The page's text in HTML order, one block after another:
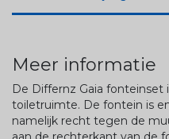
Meer informatie
De Differnz Gaia fonteinset
toiletruimte. De fontein is
namelijk recht tegen de